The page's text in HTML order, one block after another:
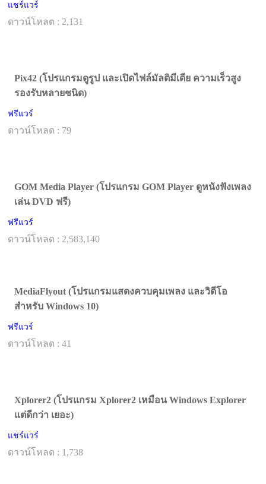
แชร์แวร์
ดาวน์โหลด : 2,131
Pix42 (โปรแกรมดูรูป และเปิดไฟล์มัลติมีเดีย ความเร็วสูง
รองรับหลายชนิด)
ฟรีแวร์
ดาวน์โหลด : 79
GOM Media Player (โปรแกรม GOM Player ดูหนังฟังเพลง
เล่น DVD ฟรี)
ฟรีแวร์
ดาวน์โหลด : 2,583,140
MediaFlyout (โปรแกรมแสดงควบคุมเพลง และวิดีโอ
สำหรับ Windows 10)
ฟรีแวร์
ดาวน์โหลด : 41
Xplorer2 (โปรแกรม Xplorer2 เหมือน Windows Explorer
แต่ดีกว่า เยอะ)
แชร์แวร์
ดาวน์โหลด : 1,738